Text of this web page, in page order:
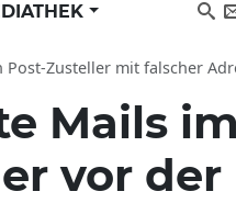
Zusteller mit falscher
Mails im
vor der